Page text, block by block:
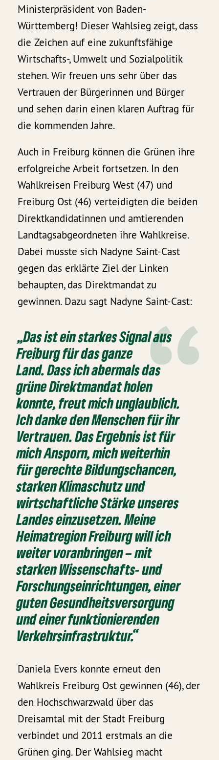
Ministerpräsident von Baden-
Württemberg! Dieser Wahlsieg zeigt, dass
die Zeichen auf eine zukunftsfähige
Wirtschafts-, Umwelt und Sozialpolitik
stehen. Wir freuen uns sehr über das
Vertrauen der Bürgerinnen und Bürger
und sehen darin einen klaren Auftrag für
die kommenden Jahre.
Auch in Freiburg können die Grünen ihre
erfolgreiche Arbeit fortsetzen. In den
Wahlkreisen Freiburg West (47) und
Freiburg Ost (46) verteidigten die beiden
Direktkandidatinnen und amtierenden
Landtagsabgeordneten ihre Wahlkreise.
Dabei musste sich Nadyne Saint-Cast
gegen das erklärte Ziel der Linken
behaupten, das Direktmandat zu
gewinnen. Dazu sagt Nadyne Saint-Cast:
„Das ist ein starkes Signal aus
Freiburg für das ganze
Land. Dass ich abermals das
grüne Direktmandat holen
konnte, freut mich unglaublich.
Ich danke den Menschen für ihr
Vertrauen. Das Ergebnis ist für
mich Ansporn, mich weiterhin
für gerechte Bildungschancen,
starken Klimaschutz und
wirtschaftliche Stärke unseres
Landes einzusetzen. Meine
Heimatregion Freiburg will ich
weiter voranbringen – mit
starken Wissenschafts- und
Forschungseinrichtungen, einer
guten Gesundheitsversorgung
und einer funktionierenden
Verkehrsinfrastruktur.“
Daniela Evers konnte erneut den
Wahlkreis Freiburg Ost gewinnen (46), der
den Hochschwarzwald über das
Dreisamtal mit der Stadt Freiburg
verbindet und 2011 erstmals an die
Grünen ging. Der Wahlsieg macht